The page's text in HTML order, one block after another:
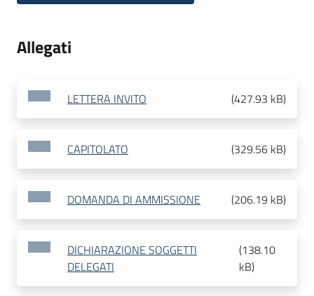
Allegati
LETTERA INVITO (427.93 kB)
CAPITOLATO (329.56 kB)
DOMANDA DI AMMISSIONE (206.19 kB)
DICHIARAZIONE SOGGETTI
DELEGATI
(138.10
kB)